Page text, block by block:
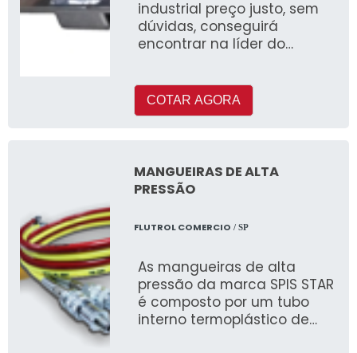
industrial preço justo, sem
dúvidas, conseguirá
encontrar na líder do
COTAR AGORA
MANGUEIRAS DE ALTA
PRESSÃO
FLUTROL COMERCIO / SP
As mangueiras de alta
pressão da marca SPIS STAR
é composto por um tubo
interno termoplástico de